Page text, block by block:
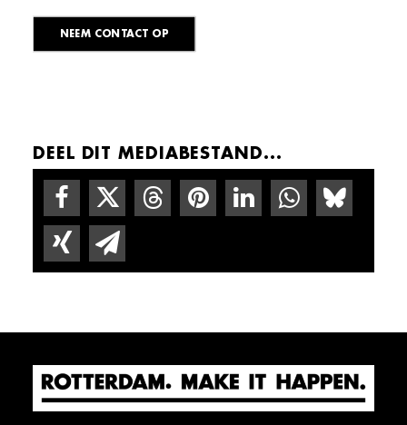
NEEM CONTACT OP
DEEL DIT MEDIABESTAND...